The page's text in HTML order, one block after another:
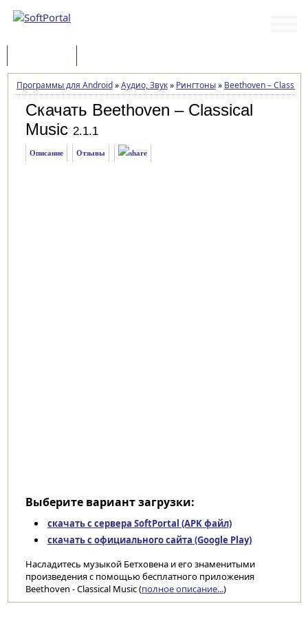
Программы для Android»Аудио, Звук» Рингтоны» Beethoven –
Скачать Beethoven – Classical
Music 2.1.1
Описание Отзывы
Выберите вариант загрузки:
скачать с сервера SoftPortal (APK файл)
скачать с официального сайта (Google Play)
Насладитесь музыкой Бетховена и его знаменитыми
произведения с помощью бесплатного приложения
Beethoven - Classical Music (полное описание...)